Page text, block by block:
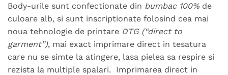
Body-urile sunt confectionate din bumbac 100% de
culoare alb, si sunt inscriptionate folosind cea mai
noua tehnologie de printare DTG (“direct to
garment”), mai exact imprimare direct in tesatura
care nu se simte la atingere, lasa pielea sa respire si
rezista la multiple spalari. Imprimarea direct in